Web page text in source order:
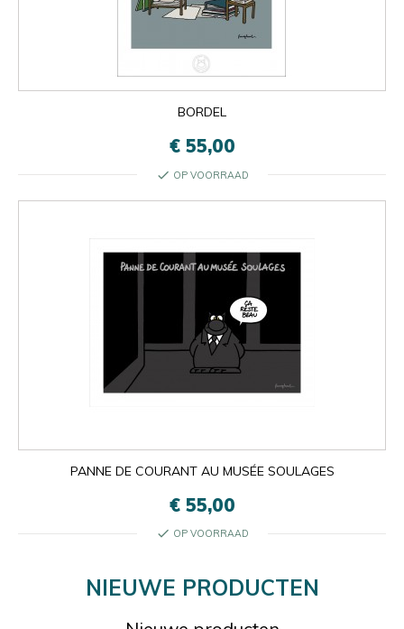
BORDEL
€ 55,00
check OP VOORRAAD
PANNE DE COURANT AU MUSÉE SOULAGES
€ 55,00
check OP VOORRAAD
NIEUWE PRODUCTEN